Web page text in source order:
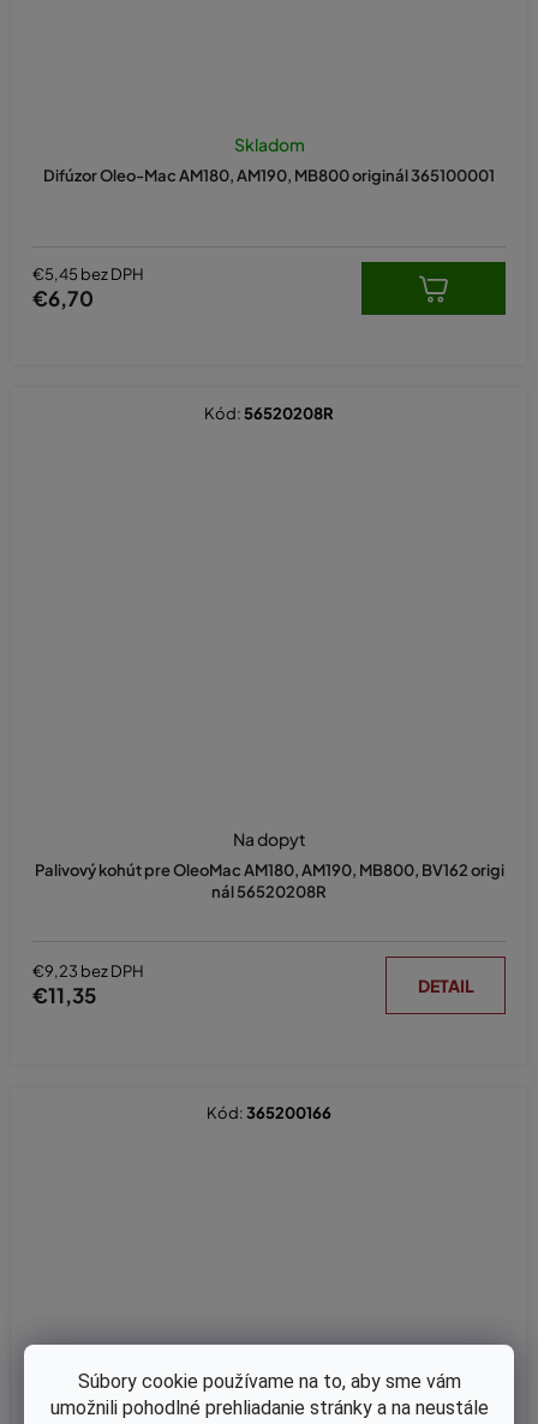
Súbory cookie používame na to, aby sme vám
umožnili pohodlné prehliadanie stránky a na neustále
Difúzor Oleo-Mac AM180, AM190, MB800 originál 365100001
Skladom
€5,45 bez DPH
€6,70
Palivový kohút pre OleoMac AM180, AM190, MB800, BV162 origi
nál 56520208R
Na dopyt
€9,23 bez DPH
€11,35 DETAIL
Kód: 56520208R
Kód:365200166